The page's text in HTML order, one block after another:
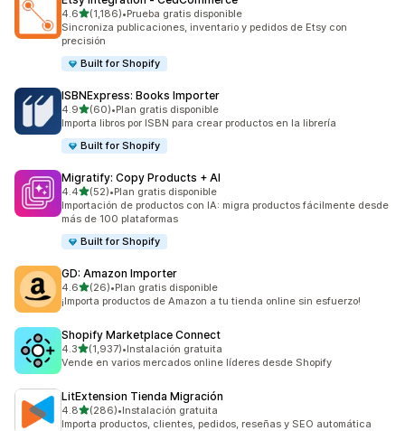
4.6de 5 estrellas
(1,186)
1186 reseñas en total
•Prueba gratis disponible
Sincroniza publicaciones, inventario y pedidos de Etsy con
precisión
Built for Shopify
ISBNExpress: Books Importer
4.9de 5 estrellas
(60)
60 reseñas en total
•Plan gratis disponible
Importa libros por ISBN para crear productos en la librería
Built for Shopify
Migratify: Copy Products + AI
4.4de 5 estrellas
(52)
52 reseñas en total
•Plan gratis disponible
Importación de productos con IA: migra productos fácilmente desde
más de 100 plataformas
Built for Shopify
GD: Amazon Importer
4.6de 5 estrellas
(26)
26 reseñas en total
•Plan gratis disponible
¡Importa productos de Amazon a tu tienda online sin esfuerzo!
Shopify Marketplace Connect
4.3de 5 estrellas
(1,937)
1937 reseñas en total
•Instalación gratuita
Vende en varios mercados online líderes desde Shopify
LitExtension Tienda Migración
4.8de 5 estrellas
(286)
286 reseñas en total
•Instalación gratuita
Importa productos, clientes, pedidos, reseñas y SEO automática